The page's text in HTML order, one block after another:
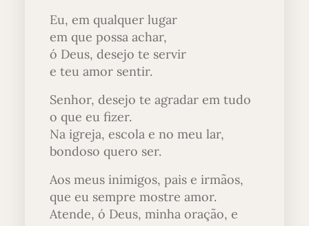
Eu, em qualquer lugar
em que possa achar,
ó Deus, desejo te servir
e teu amor sentir.
Senhor, desejo te agradar em tudo
o que eu fizer.
Na igreja, escola e no meu lar,
bondoso quero ser.
Aos meus inimigos, pais e irmãos,
que eu sempre mostre amor.
Atende, ó Deus, minha oração, e